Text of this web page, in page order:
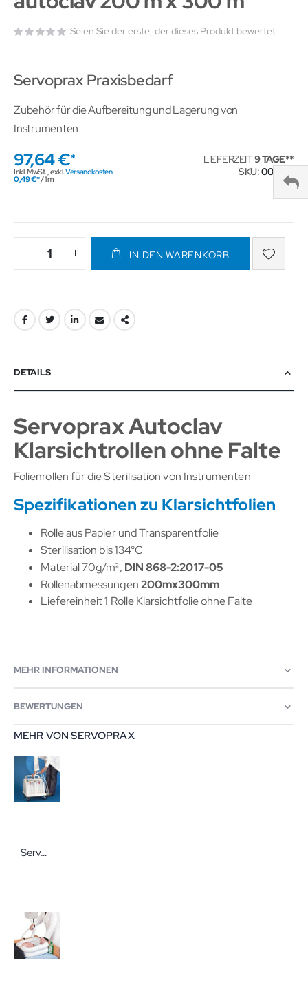
Seien Sie der erste, der dieses Produkt bewertet
Servoprax Praxisbedarf
Zubehör für die Aufbereitung und Lagerung von
Instrumenten
97,64 €
Inkl. MwSt.,exkl.Versandkosten
0,49 € / 1 m
LIEFERZEIT9 TAGE
SKU 001539
IN DEN WARENKORB
DETAILS
Servoprax Autoclav
Klarsichtrollen ohne Falte
Folienrollen für die Sterilisation von Instrumenten
Spezifikationen zu Klarsichtfolien
Rolle aus Papier und Transparentfolie
Sterilisation bis 134°C
Material 70g/m², DIN 868-2:2017-05
Rollenabmessungen200mx300mm
Liefereinheit 1 Rolle Klarsichtfolie ohne Falte
MEHR INFORMATIONEN
BEWERTUNGEN
MEHR VON SERVOPRAX
Servoprax New Hospivac 350 Chirurgiesauger Profi mit Fußschalter und 2 umschaltbaren Saugbehältern